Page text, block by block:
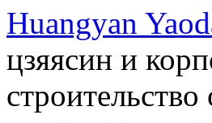
Huangyan
цзяясин и